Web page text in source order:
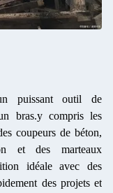
puissant outil de
bras.y compris les
coupeurs de béton,
et des marteaux
idéale avec des
des projets et